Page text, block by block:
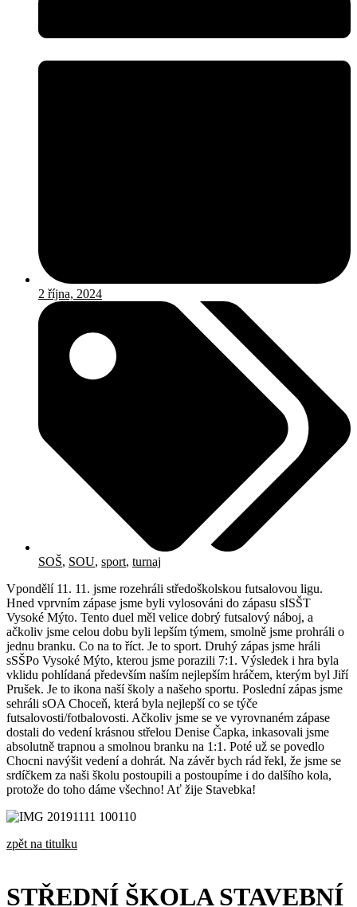
2 října, 2024
SOŠ, SOU, sport, turnaj
Vpondělí 11. 11. jsme rozehráli středoškolskou futsalovou ligu.
Hned vprvním zápase jsme byli vylosováni do zápasu sISŠT
Vysoké Mýto. Tento duel měl velice dobrý futsalový náboj, a
ačkoliv jsme celou dobu byli lepším týmem, smolně jsme prohráli o
jednu branku. Co na to říct. Je to sport. Druhý zápas jsme hráli
sSŠPo Vysoké Mýto, kterou jsme porazili 7:1. Výsledek i hra byla
vklidu pohlídaná především naším nejlepším hráčem, kterým byl Jiří
Prušek. Je to ikona naší školy a našeho sportu. Poslední zápas jsme
sehráli sOA Choceň, která byla nejlepší co se týče
futsalovosti/fotbalovosti. Ačkoliv jsme se ve vyrovnaném zápase
dostali do vedení krásnou střelou Denise Čapka, inkasovali jsme
absolutně trapnou a smolnou branku na 1:1. Poté už se povedlo
Chocni navýšit vedení a dohrát. Na závěr bych rád řekl, že jsme se
srdíčkem za naši školu postoupili a postoupíme i do dalšího kola,
protože do toho dáme všechno! Ať žije Stavebka!
zpět na titulku
STŘEDNÍ ŠKOLA STAVEBNÍ